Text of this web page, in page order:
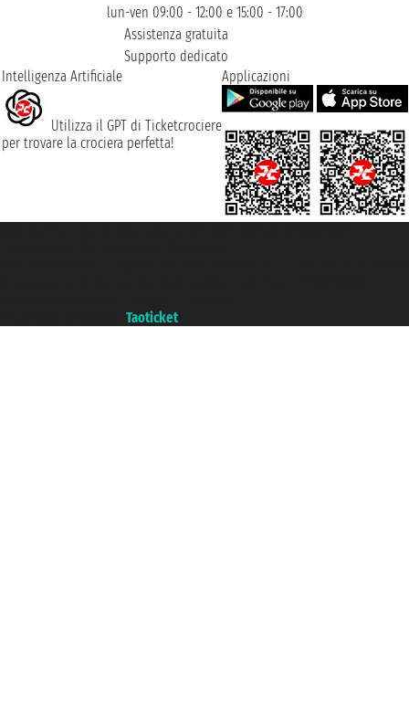
lun-ven 09:00 - 12:00 e 15:00 - 17:00
Assistenza gratuita
Supporto dedicato
Intelligenza Artificiale
Utilizza il GPT di Ticketcrociere
per trovare la crociera perfetta!
Applicazioni
Taoticket